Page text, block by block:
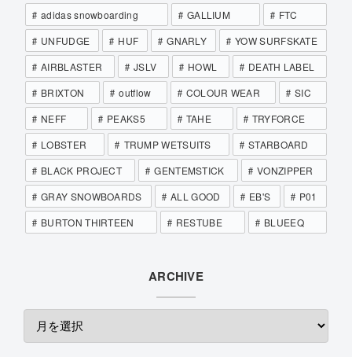
adidas snowboarding
GALLIUM
FTC
UNFUDGE
HUF GNARLY
YOW SURFSKATE
AIRBLASTER
JSLV HOWL
DEATH LABEL
BRIXTON
outflow COLOUR WEAR
SIC
NEFF
PEAKS5 TAHE
TRYFORCE
LOBSTER
TRUMP WETSUITS
STARBOARD
BLACK PROJECT
GENTEMSTICK
VONZIPPER
GRAY SNOWBOARDS
ALL GOOD EB'S
P01
BURTON THIRTEEN
RESTUBE BLUEEQ
ARCHIVE